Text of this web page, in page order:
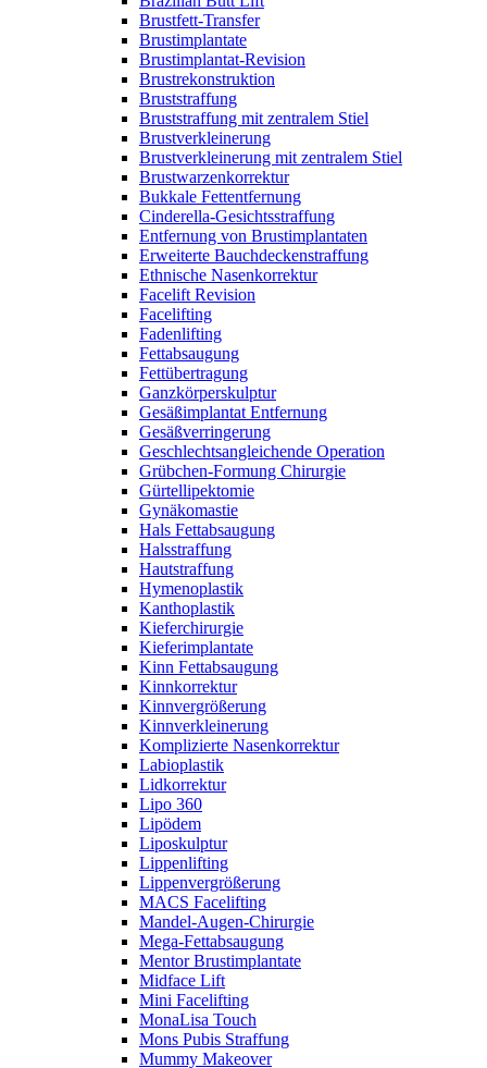
Brustfett-Transfer
Brustimplantate
Brustimplantat-Revision
Brustrekonstruktion
Bruststraffung
Bruststraffung mit zentralem Stiel
Brustverkleinerung
Brustverkleinerung mit zentralem Stiel
Brustwarzenkorrektur
Bukkale Fettentfernung
Cinderella-Gesichtsstraffung
Entfernung von Brustimplantaten
Erweiterte Bauchdeckenstraffung
Ethnische Nasenkorrektur
Facelift Revision
Facelifting
Fadenlifting
Fettabsaugung
Fettübertragung
Ganzkörperskulptur
Gesäßimplantat Entfernung
Gesäßverringerung
Geschlechtsangleichende Operation
Grübchen-Formung Chirurgie
Gürtellipektomie
Gynäkomastie
Hals Fettabsaugung
Halsstraffung
Hautstraffung
Hymenoplastik
Kanthoplastik
Kieferchirurgie
Kieferimplantate
Kinn Fettabsaugung
Kinnkorrektur
Kinnvergrößerung
Kinnverkleinerung
Komplizierte Nasenkorrektur
Labioplastik
Lidkorrektur
Lipo 360
Lipödem
Liposkulptur
Lippenlifting
Lippenvergrößerung
MACS Facelifting
Mandel-Augen-Chirurgie
Mega-Fettabsaugung
Mentor Brustimplantate
Midface Lift
Mini Facelifting
MonaLisa Touch
Mons Pubis Straffung
Mummy Makeover